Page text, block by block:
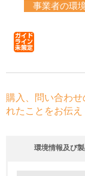
事業者の環
購入、問い合わ
れたことをお伝え
環境情報及び